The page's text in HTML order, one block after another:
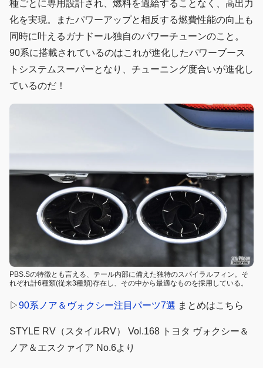
種ごとに専用設計され、燃料を過給することなく、高出力
化を実現。またパワーアップと相反する燃費性能の向上も
同時に叶えるガナドール独自のパワーチューンのこと。
90系に搭載されているのはこれが進化したパワーブース
トシステムスーパーとなり、チューニング度合いが進化し
ているのだ！
PBS.Sの特徴とも言える、テール内部に備えた独特のスパイラルフィン。そ
れぞれ計6種類(従来3種類)存在し、その中から最適なものを採用している。
▷90系ノア＆ヴォクシー注目パーツ7選 まとめはこちら
STYLE RV（スタイルRV） Vol.168 トヨタ ヴォクシー＆
ノア＆エスクァイア No.6より